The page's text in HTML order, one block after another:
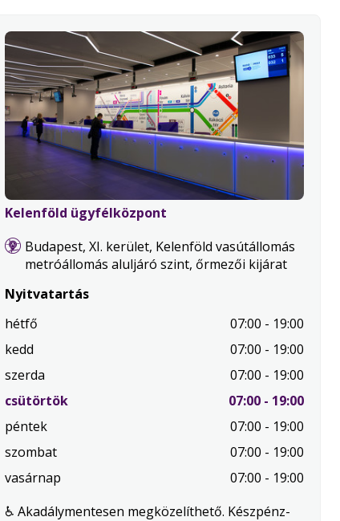
Kelenföld ügyfélközpont
Budapest, XI. kerület, Kelenföld vasútállomás
metróállomás aluljáró szint, őrmezői kijárat
Nyitvatartás
hétfő
07:00 - 19:00
kedd
07:00 - 19:00
szerda
07:00 - 19:00
csütörtök.
07:00 - 19:00
péntek
07:00 - 19:00
szombat
07:00 - 19:00
vasárnap
07:00 - 19:00
♿ Akadálymentesen megközelíthető. Készpénz-